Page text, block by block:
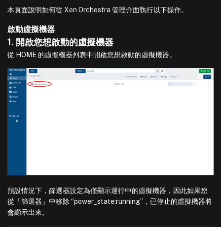
本頁面說明如何從 Xen Orchestra 管理介面執行以下操作。
啟動虛擬機器
1. 開啟您想啟動的虛擬機器
從 HOME 的虛擬機器列表中開啟您想啟動的虛擬機器。
預設情況下，篩選器設定為僅顯示運行中的虛擬機器，因此如果您
從「篩選器」中移除 “power_state:running”，已停止的虛擬機器將
會顯示出來。